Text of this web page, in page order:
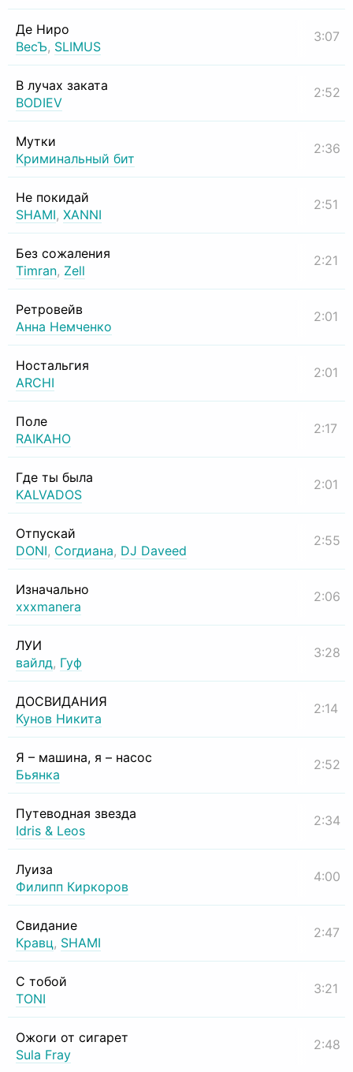
Де Ниро
ВесЪ, SLIMUS
3:07
В лучах заката
BODIEV
2:52
Мутки
Криминальный бит
2:36
Не покидай
SHAMI, XANNI
2:51
Без сожаления
Timran, Zell
2:21
Ретровейв
Анна Немченко
2:01
Ностальгия
ARCHI
2:01
Поле
RAIKAHO
2:17
Где ты была
KALVADOS
2:01
Отпускай
DONI, Согдиана, DJ Daveed
2:55
Изначально
xxxmanera
2:06
ЛУИ
вайлд, Гуф
3:28
ДОСВИДАНИЯ
Кунов Никита
2:14
Я – машина, я – насос
Бьянка
2:52
Путеводная звезда
Idris & Leos
2:34
Луиза
Филипп Киркоров
4:00
Свидание
Кравц, SHAMI
2:47
С тобой
TONI
3:21
Ожоги от сигарет
Sula Fray
2:48